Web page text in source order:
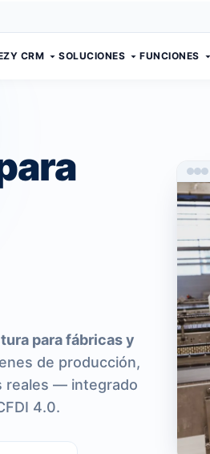
CRM SOLUCIONES FUNCIONES
para fábricas y
de producción,
reales — integrado
4.0.